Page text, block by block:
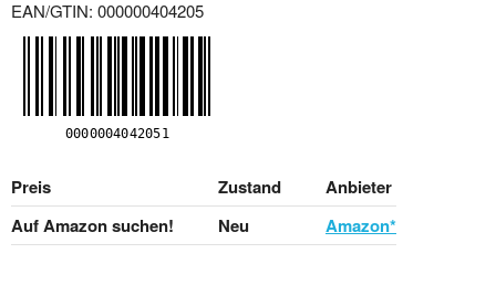
EAN/GTIN: 000000404205
Preis Zustand
Anbieter
Auf Amazon suchen!
Neu Amazon*